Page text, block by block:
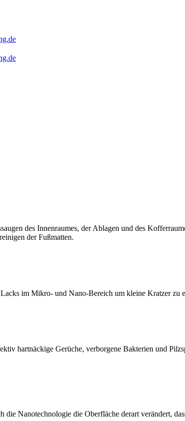
des Innenraumes, der Ablagen und des
der Fußmatten.
im Mikro- und Nano-Bereich um kleine Kratzer zu
hartnäckige Gerüche, verborgene Bakterien und
Nanotechnologie die Oberfläche derart verändert,